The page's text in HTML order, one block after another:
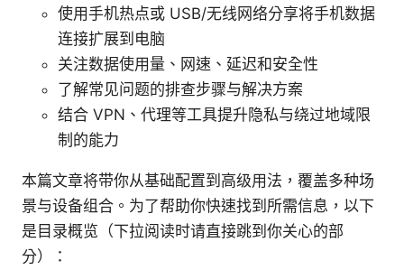
使用手机热点或 USB/无线网络分享将手机数据
连接扩展到电脑
关注数据使用量、网速、延迟和安全性
了解常见问题的排查步骤与解决方案
结合 VPN、代理等工具提升隐私与绕过地域限
制的能力
本篇文章将带你从基础配置到高级用法，覆盖多种场
景与设备组合。为了帮助你快速找到所需信息，以下
是目录概览（下拉阅读时请直接跳到你关心的部
分）：